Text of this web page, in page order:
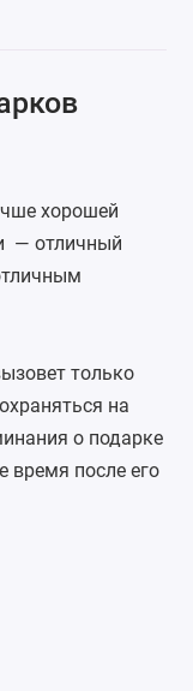
хорошей
— отличный
только
на
о подарке
время после его